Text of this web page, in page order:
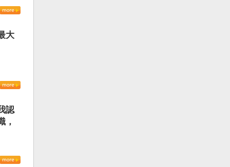
大
認
，